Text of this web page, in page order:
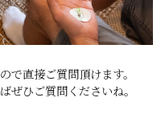
で直接ご質問頂けます。
ぜひご質問くださいね。